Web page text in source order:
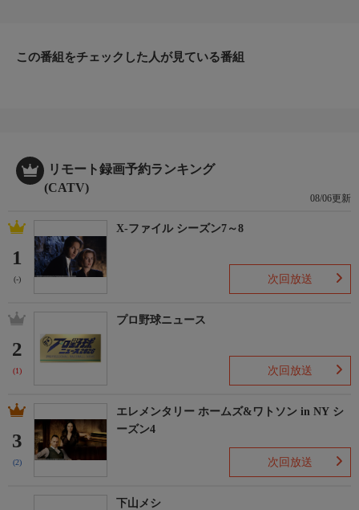
＊ライブ放送につき、番組および商品内容に変更が生じる場合も
この番組をチェックした人が見ている番組
リモート録画予約ランキング
(CATV)
08/06更新
1
(-)
X-ファイル シーズン7～8
次回放送
2
(1)
プロ野球ニュース
次回放送
3
(2)
エレメンタリー ホームズ&ワトソン in NY シ
ーズン4
次回放送
下山メシ